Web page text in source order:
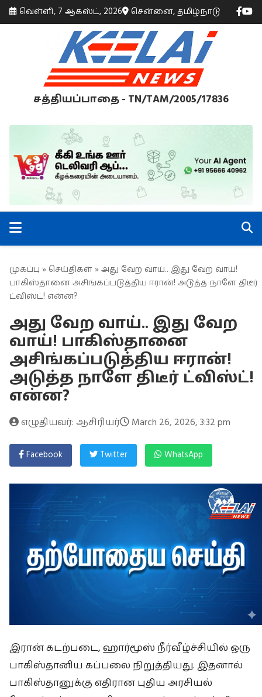
வெள்ளி, 7 ஆகஸ்ட், 2026 சென்னை, தமிழ்நாடு
சத்தியப்பாதை - TN/TAM/2005/17836
முகப்பு » செய்திகள் » அது வேற வாய்.. இது வேற வாய்!
பாகிஸ்தானை அசிங்கப்படுத்திய ஈரான்! அடுத்த நாளே திடீர்
ட்விஸ்ட்! என்ன?
அது வேற வாய்.. இது வேற
வாய்! பாகிஸ்தானை
அசிங்கப்படுத்திய ஈரான்!
அடுத்த நாளே திடீர் ட்விஸ்ட்!
என்ன?
எழுதியவர்: ஆசிரியர் March 26, 2026, 3:32 pm
Facebook Twitter WhatsApp
இரான் கடற்படை, ஹார்மூஸ் நீர்வீழ்ச்சியில் ஒரு
பாகிஸ்தானிய கப்பலை நிறுத்தியது. இதனால்
பாகிஸ்தானுக்கு எதிரான புதிய அரசியல்